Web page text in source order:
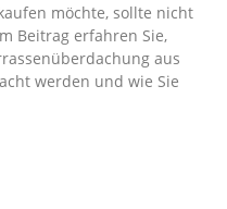
möchte, sollte nicht
Beitrag erfahren Sie,
aus
werden und wie Sie